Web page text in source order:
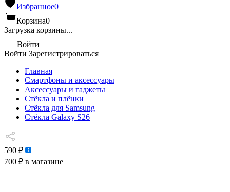
Избранное0
Корзина0
Загрузка корзины...
Войти
Войти Зарегистрироваться
Главная
Смартфоны и аксессуары
Аксессуары и гаджеты
Стёкла и плёнки
Стёкла для Samsung
Стёкла Galaxy S26
590 ₽
700 ₽ в магазине